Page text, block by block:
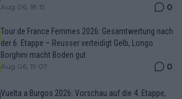
Aug 06, 18:15 0
Tour de France Femmes 2026: Gesamtwertung nach
der 6. Etappe – Reusser verteidigt Gelb, Longo
Borghini macht Boden gut
Aug 06, 19:07 0
Vuelta a Burgos 2026: Vorschau auf die 4. Etappe,